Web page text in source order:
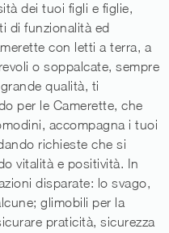
dei tuoi figli e figlie,
di funzionalità ed
con letti a terra, a
o soppalcate, sempre
qualità, ti
per le Camerette, che
accompagna i tuoi
richieste che si
vitalità e positività. In
disparate: lo svago,
glimobili per la
praticità, sicurezza